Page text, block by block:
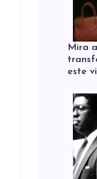
Mira
este